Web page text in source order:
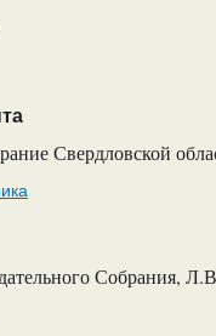
Свердловской
Собрания,